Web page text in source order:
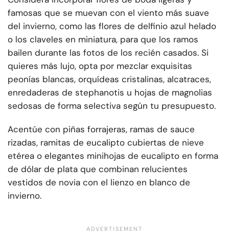
famosas que se muevan con el viento más suave
del invierno, como las flores de delfinio azul helado
o los claveles en miniatura, para que los ramos
bailen durante las fotos de los recién casados. Si
quieres más lujo, opta por mezclar exquisitas
peonías blancas, orquídeas cristalinas, alcatraces,
enredaderas de stephanotis u hojas de magnolias
sedosas de forma selectiva según tu presupuesto.
Acentúe con piñas forrajeras, ramas de sauce
rizadas, ramitas de eucalipto cubiertas de nieve
etérea o elegantes minihojas de eucalipto en forma
de dólar de plata que combinan relucientes
vestidos de novia con el lienzo en blanco de
invierno.